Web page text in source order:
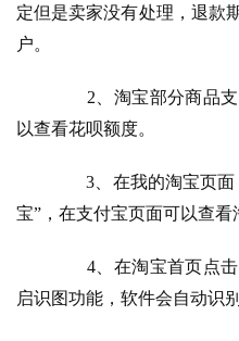
定但是卖家没有处理，退款
户。
2、淘宝部分商品支
以查看花呗额度。
3、在我的淘宝页面
宝”，在支付宝页面可以查看
4、在淘宝首页点击
启识图功能，软件会自动识